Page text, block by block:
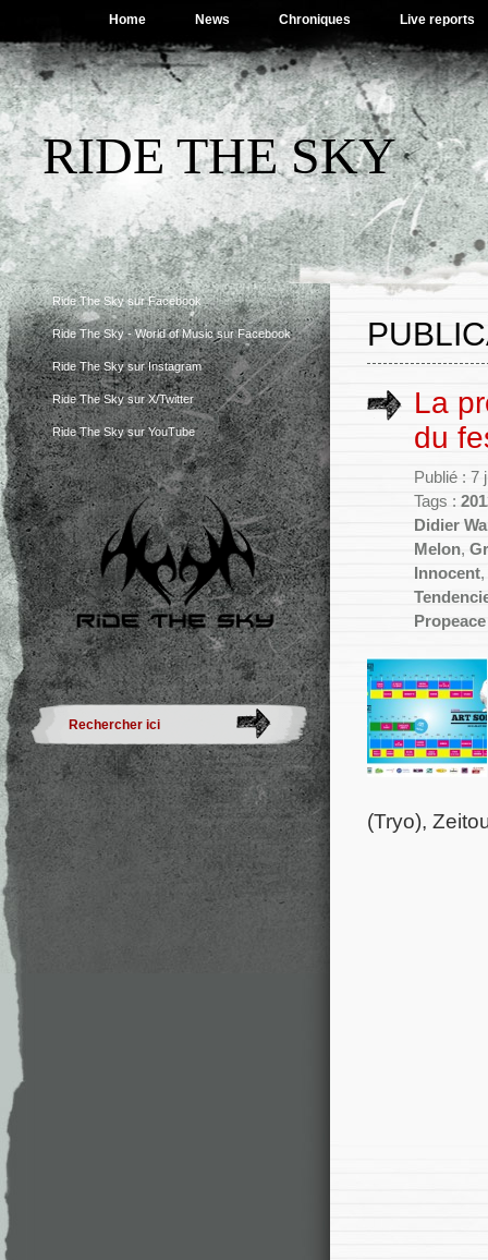
Home News Chroniques Live reports
RIDE THE SKY
Ride The Sky sur Facebook
Ride The Sky - World of Music sur Facebook
Ride The Sky sur Instagram
Ride The Sky sur X/Twitter
Ride The Sky sur YouTube
La
du
Publié : 7
Tags :
Didier
Melon,
Innocent,
(Tryo),